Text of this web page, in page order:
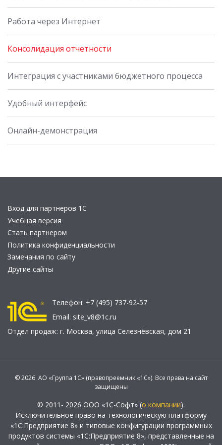
Работа через Интернет
Консолидация отчетности
Интеграция с участниками бюджетного процесса
Удобный интерфейс
Онлайн-демонстрация
Вход для партнеров 1С
Учебная версия
Стать партнером
Политика конфиденциальности
Замечания по сайту
Другие сайты
Телефон: +7 (495) 737-92-57
Email: site_v8@1c.ru
Отдел продаж: г. Москва, улица Селезнёвская, дом 21
© 2026 АО «Группа 1С» (правопреемник «1С»). Все права на сайт
защищены
© 2011- 2026 ООО «1С-Софт» (о компании).
Исключительное право на технологическую платформу
«1С:Предприятие 8» и типовые конфигурации программных
продуктов системы «1С:Предприятие 8», представленные на